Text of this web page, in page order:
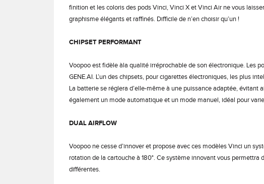
finition et les coloris des pods Vinci, Vinci X et Vinci Air ne vous
graphisme élégants et raffinés. Difficile de n’en choisir qu’un !
CHIPSET PERFORMANT
Voopoo est fidèle àla qualité irréprochable de son électronique. Les
GENE.AI. L’un des chipsets, pour cigarettes électroniques, les plus
La batterie se réglera d’elle-même à une puissance adaptée, évitant
également un mode automatique et un mode manuel, idéal pour
DUAL AIRFLOW
Voopoo ne cesse d’innover et propose avec ces modèles Vinci un
rotation de la cartouche à 180°. Ce système innovant vous permettra
différentes.